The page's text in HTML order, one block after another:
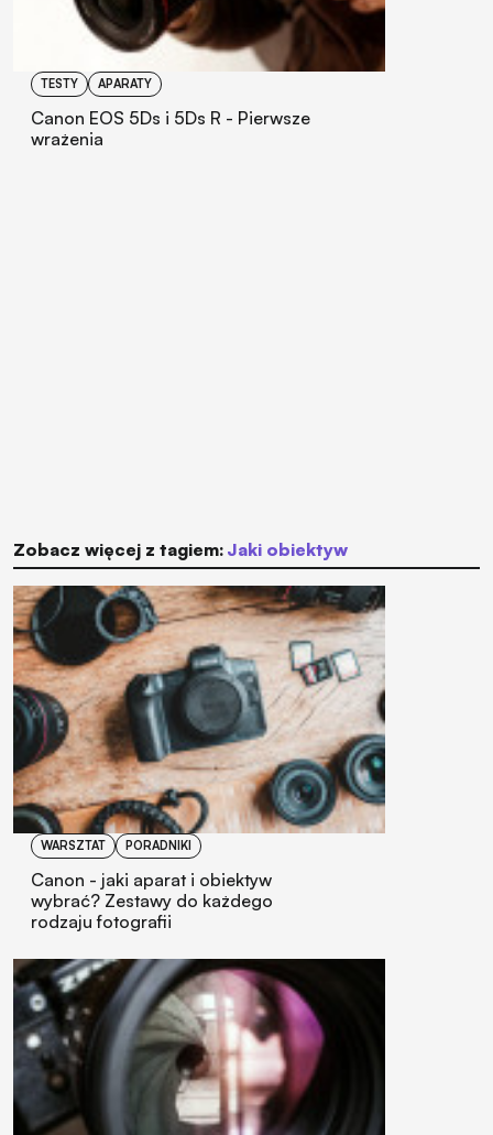
TESTY APARATY
Canon EOS 5Ds i 5Ds R - Pierwsze
wrażenia
Zobacz więcej z tagiem: jaki obiektyw
WARSZTAT PORADNIKI
Canon - jaki aparat i obiektyw
wybrać? Zestawy do każdego
rodzaju fotografii